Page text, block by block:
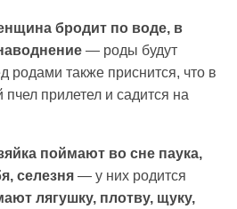
бродит по воде, в
— роды будут
родами также приснится, что в
пчел прилетел и садится на
поймают во сне паука,
селезня — у них родится
лягушку, плотву, щуку,